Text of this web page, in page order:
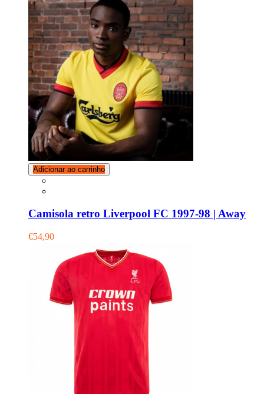
Adicionar ao carrinho
Camisola retro Liverpool FC 1997-98 | Away
€54,90